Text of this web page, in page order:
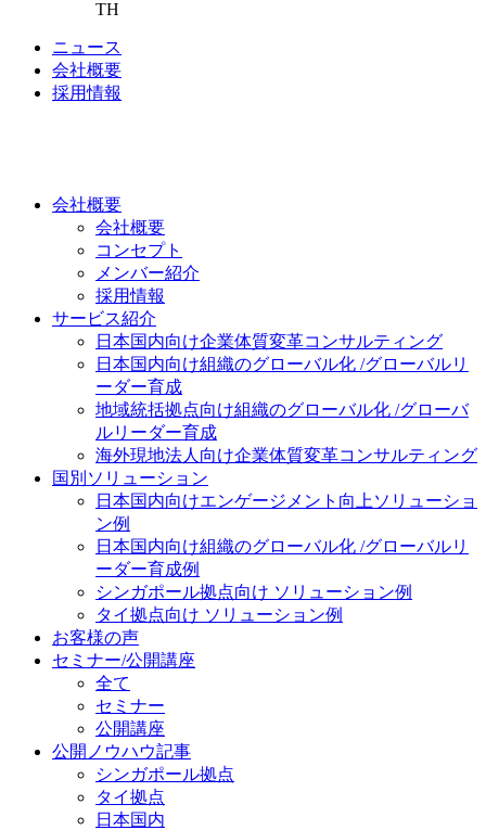
TH
ニュース
会社概要
採用情報
会社概要
会社概要
コンセプト
メンバー紹介
採用情報
サービス紹介
日本国内向け企業体質変革コンサルティング
日本国内向け組織のグローバル化 /グローバルリ
ーダー育成
地域統括拠点向け組織のグローバル化 /グローバ
ルリーダー育成
海外現地法人向け企業体質変革コンサルティング
国別ソリューション
日本国内向けエンゲージメント向上ソリューショ
ン例
日本国内向け組織のグローバル化 /グローバルリ
ーダー育成例
シンガポール拠点向け ソリューション例
タイ拠点向け ソリューション例
お客様の声
セミナー/公開講座
全て
セミナー
公開講座
公開ノウハウ記事
シンガポール拠点
タイ拠点
日本国内